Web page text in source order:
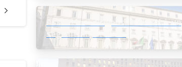
Assunzioni dirigenti scolastici: un
segnale importante